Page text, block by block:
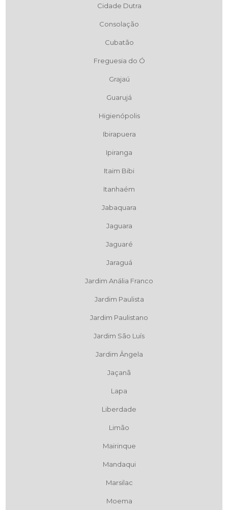
Cidade Dutra
Consolação
Cubatão
Freguesia do Ó
Grajaú
Guarujá
Higienópolis
Ibirapuera
Ipiranga
Itaim Bibi
Itanhaém
Jabaquara
Jaguara
Jaguaré
Jaraguá
Jardim Anália Franco
Jardim Paulista
Jardim Paulistano
Jardim São Luís
Jardim Ângela
Jaçanã
Lapa
Liberdade
Limão
Mairinque
Mandaqui
Marsilac
Moema